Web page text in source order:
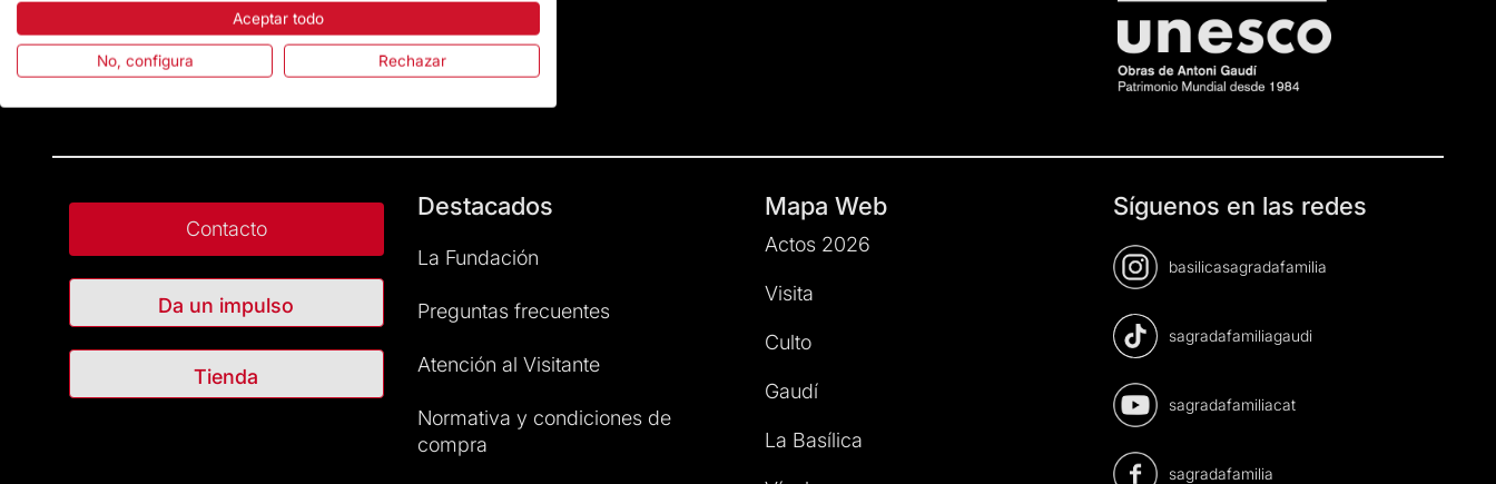
Contacto
Da un impulso
Tienda
Destacados
La Fundación
Preguntas frecuentes
Atención al Visitante
Normativa y condiciones de
compra
Mapa Web
Actos 2026
Visita
Culto
Gaudí
La Basílica
Síguenos en las redes
basilicasagradafamilia
sagradafamiliagaudi
sagradafamiliacat
sagradafamilia
Aceptar todo
No, configura Rechazar